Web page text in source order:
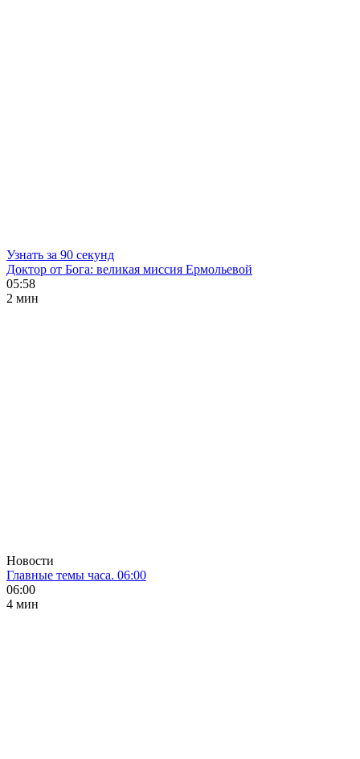
Узнать за 90 секунд
Доктор от Бога: великая миссия Ермольевой
05:58
2 мин
Новости
Главные темы часа. 06:00
06:00
4 мин